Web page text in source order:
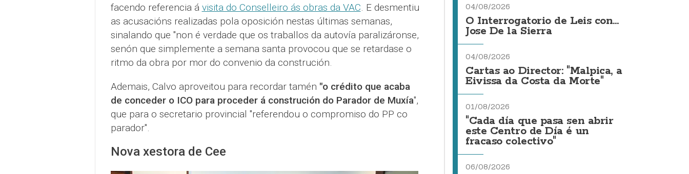
facendo referencia á visita do Conselleiro ás obras da VAC. E desmentiu
as acusacións realizadas pola oposición nestas últimas semanas,
sinalando que "non é verdade que os traballos da autovía paralizáronse,
senón que simplemente a semana santa provocou que se retardase o
ritmo da obra por mor do convenio da construción.
Ademais, Calvo aproveitou para recordar tamén "o crédito que acaba
de conceder o ICO para proceder á construción do Parador de Muxía",
que para o secretario provincial "referendou o compromiso do PP co
parador".
Nova xestora de Cee
04/08/2026
O Interrogatorio de Leis con...
Jose De la Sierra
04/08/2026
Cartas ao Director: "Malpica, a
Eivissa da Costa da Morte"
01/08/2026
"Cada día que pasa sen abrir
este Centro de Día é un
fracaso colectivo"
06/08/2026